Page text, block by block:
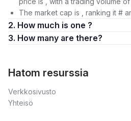
The market cap is , ranking it #
2. How much is one ?
3. How many are there?
Hatom resurssia
Verkkosivusto
Yhteisö